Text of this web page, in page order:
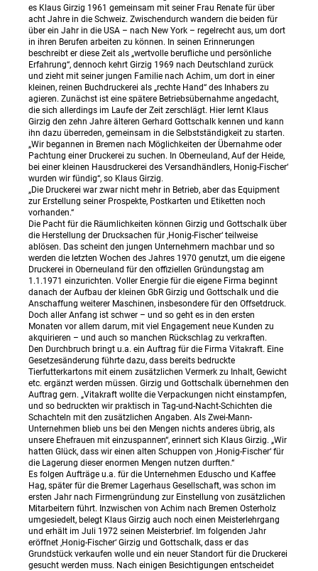
es Klaus Girzig 1961 gemeinsam mit seiner Frau Renate für über
acht Jahre in die Schweiz. Zwischendurch wandern die beiden für
über ein Jahr in die USA – nach New York – regelrecht aus, um dort
in ihren Berufen arbeiten zu können. In seinen Erinnerungen
beschreibt er diese Zeit als „wertvolle berufliche und persönliche
Erfahrung“, dennoch kehrt Girzig 1969 nach Deutschland zurück
und zieht mit seiner jungen Familie nach Achim, um dort in einer
kleinen, reinen Buchdruckerei als „rechte Hand“ des Inhabers zu
agieren. Zunächst ist eine spätere Betriebsübernahme angedacht,
die sich allerdings im Laufe der Zeit zerschlägt. Hier lernt Klaus
Girzig den zehn Jahre älteren Gerhard Gottschalk kennen und kann
ihn dazu überreden, gemeinsam in die Selbstständigkeit zu starten.
„Wir begannen in Bremen nach Möglichkeiten der Übernahme oder
Pachtung einer Druckerei zu suchen. In Oberneuland, Auf der Heide,
bei einer kleinen Hausdruckerei des Versandhändlers‚ Honig-Fischer‘
wurden wir fündig“, so Klaus Girzig.
„Die Druckerei war zwar nicht mehr in Betrieb, aber das Equipment
zur Erstellung seiner Prospekte, Postkarten und Etiketten noch
vorhanden.“
Die Pacht für die Räumlichkeiten können Girzig und Gottschalk über
die Herstellung der Drucksachen für ‚Honig-Fischer‘ teilweise
ablösen. Das scheint den jungen Unternehmern machbar und so
werden die letzten Wochen des Jahres 1970 genutzt, um die eigene
Druckerei in Oberneuland für den offiziellen Gründungstag am
1.1.1971 einzurichten. Voller Energie für die eigene Firma beginnt
danach der Aufbau der kleinen GbR Girzig und Gottschalk und die
Anschaffung weiterer Maschinen, insbesondere für den Offsetdruck.
Doch aller Anfang ist schwer – und so geht es in den ersten
Monaten vor allem darum, mit viel Engagement neue Kunden zu
akquirieren – und auch so manchen Rückschlag zu verkraften.
Den Durchbruch bringt u.a. ein Auftrag für die Firma Vitakraft. Eine
Gesetzesänderung führte dazu, dass bereits bedruckte
Tierfutterkartons mit einem zusätzlichen Vermerk zu Inhalt, Gewicht
etc. ergänzt werden müssen. Girzig und Gottschalk übernehmen den
Auftrag gern. „Vitakraft wollte die Verpackungen nicht einstampfen,
und so bedruckten wir praktisch in Tag-und-Nacht-Schichten die
Schachteln mit den zusätzlichen Angaben. Als Zwei-Mann-
Unternehmen blieb uns bei den Mengen nichts anderes übrig, als
unsere Ehefrauen mit einzuspannen“, erinnert sich Klaus Girzig. „Wir
hatten Glück, dass wir einen alten Schuppen von ‚Honig-Fischer‘ für
die Lagerung dieser enormen Mengen nutzen durften.“
Es folgen Aufträge u.a. für die Unternehmen Eduscho und Kaffee
Hag, später für die Bremer Lagerhaus Gesellschaft, was schon im
ersten Jahr nach Firmengründung zur Einstellung von zusätzlichen
Mitarbeitern führt. Inzwischen von Achim nach Bremen Osterholz
umgesiedelt, belegt Klaus Girzig auch noch einen Meisterlehrgang
und erhält im Juli 1972 seinen Meisterbrief. Im folgenden Jahr
eröffnet ‚Honig-Fischer‘ Girzig und Gottschalk, dass er das
Grundstück verkaufen wolle und ein neuer Standort für die Druckerei
gesucht werden muss. Nach einigen Besichtigungen entscheidet